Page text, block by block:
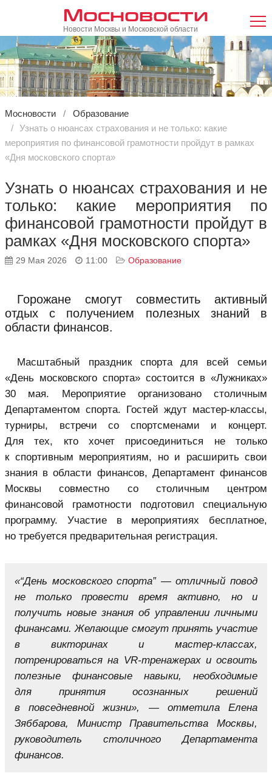
Мосновости
Новости Москвы и Московской области
Мосновости
Образование
Узнать о нюансах страхования и не только: какие
мероприятия по финансовой грамотности пройдут в рамках
«Дня московского спорта»
Узнать о нюансах страхования и не
только: какие мероприятия по
финансовой грамотности пройдут в
рамках «Дня московского спорта»
29 Мая 2026 11:00 Образование
Горожане смогут совместить активный
отдых с получением полезных знаний в
области финансов.
Масштабный праздник спорта для всей семьи
«День московского спорта» состоится в «Лужниках»
30 мая. Мероприятие организовано столичным
Департаментом спорта. Гостей ждут мастер-классы,
турниры, встречи со спортсменами и концерт.
Для тех, кто хочет присоединиться не только
к спортивным мероприятиям, но и расширить свои
знания в области финансов, Департамент финансов
Москвы совместно со столичным центром
финансовой грамотности подготовил специальную
программу. Участие в мероприятиях бесплатное,
но требуется предварительная регистрация.
«“День московского спорта” — отличный повод
не только провести время активно, но и
получить новые знания об управлении личными
финансами. Желающие смогут принять участие
в викторинах и мастер-классах,
потренироваться на VR-тренажерах и освоить
полезные финансовые навыки, необходимые
для принятия осознанных решений
в повседневной жизни», — отметила Елена
Зяббарова, Министр Правительства Москвы,
руководитель столичного Департамента
финансов.